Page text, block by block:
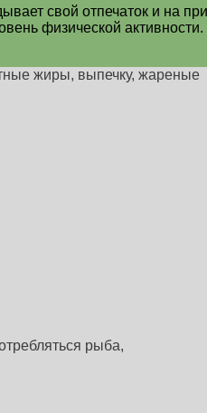
свой отпечаток и на
физической активности.
жиры, выпечку, жареные
рыба,